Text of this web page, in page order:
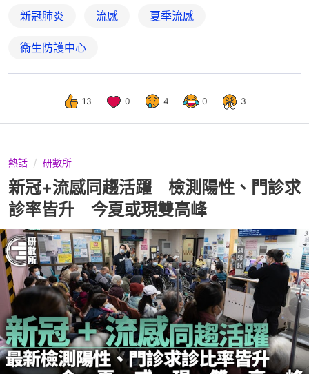
新冠肺炎 流感 夏季流感
衞生防護中心
13 0 4 0 3
熱話 研數所
新冠+流感同趨活躍 檢測陽性、門診求
診率皆升 今夏或現雙高峰